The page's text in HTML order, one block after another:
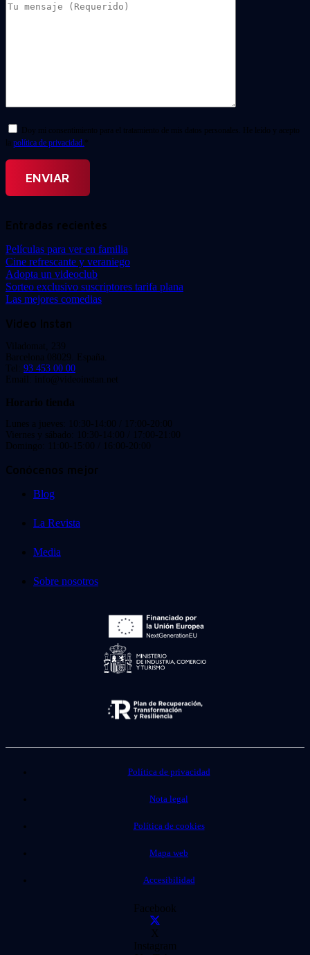
Doy mi consentimiento para el tratamiento de mis datos personales. He leído y acepto
la política de privacidad. *
Entradas recientes
Películas para ver en familia
Cine refrescante y veraniego
Adopta un videoclub
Sorteo exclusivo suscriptores tarifa plana
Las mejores comedias
Video Instan
Viladomat, 239
Barcelona 08029. España.
Tel: 93 453 00 00
Email: info@videoinstan.net
Horario tienda
Lunes a jueves: 10:30-14:00 / 17:00-20:00
Viernes y sábado: 10:30-14:00 / 17:00-21:00
Domingo: 11:00-15:00 / 16:00-20:00
Conócenos mejor
Blog
La Revista
Media
Sobre nosotros
Política de privacidad
Nota legal
Política de cookies
Mapa web
Accesibilidad
Facebook
X
Instagram